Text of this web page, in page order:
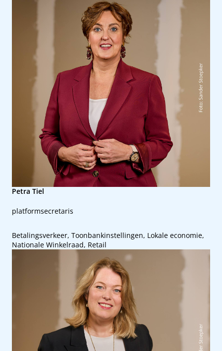
platformsecretaris
Petra Tiel
Betalingsverkeer, Toonbankinstellingen, Lokale economie,
Nationale Winkelraad, Retail